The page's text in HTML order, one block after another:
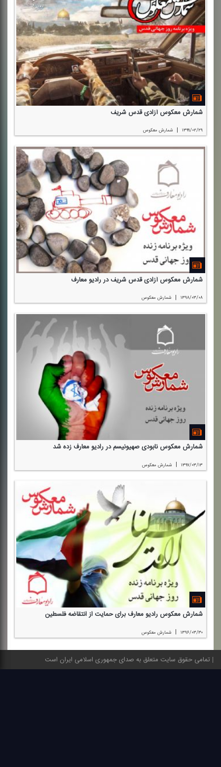
شمارش معكوس آزادی قدس شریف
۱۳۹۹/۰۲/۲۹ | شمارش معكوس
شمارش معكوس آزادی قدس شریف در رادیو معارف
۱۳۹۸/۰۳/۰۸ | شمارش معكوس
شمارش معكوس نابودی صهیونیسم در رادیو معارف زده شد
۱۳۹۷/۰۳/۱۳ | شمارش معكوس
شمارش معكوس رادیو معارف برای حمایت از انتقاضه فلسطین
۱۳۹۶/۰۳/۳۰ | شمارش معكوس
تمامی حقوق سایت متعلق به صدای جمهوری اسلامی ایران است